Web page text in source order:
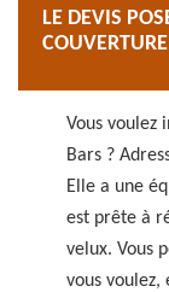
LE DEVIS
COUVERTURE
Vous voulez
Bars ?
Elle a une
est prête à
velux. Vous
vous